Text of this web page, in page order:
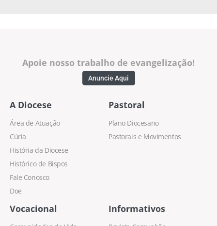
Apoie nosso trabalho de evangelização!
Anuncie Aqui
A Diocese
Área de Atuação
Cúria
História da Diocese
Histórico de Bispos
Fale Conosco
Doe
Pastoral
Plano Diocesano
Pastorais e Movimentos
Vocacional Informativos